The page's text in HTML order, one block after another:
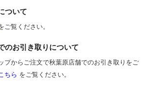
ンリケーブル切り売り
オ用プラグ
ついて
ご覧ください。
のお引き取りについて
プからご注文で秋葉原店舗でのお引き取りをご
ちら をご覧ください。